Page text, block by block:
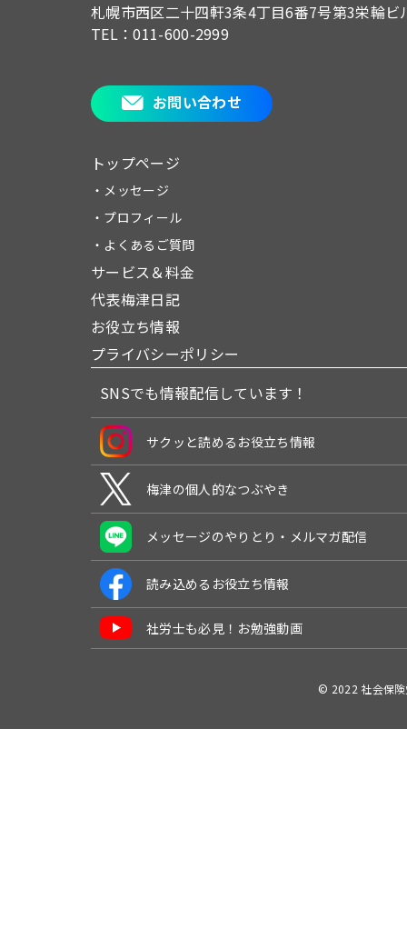
札幌市西区二十四軒3条4丁目6番7号第3栄輪ビ
TEL：011-600-2999
お問い合わせ
トップページ
・メッセージ
・プロフィール
・よくあるご質問
サービス＆料金
代表梅津日記
お役立ち情報
プライバシーポリシー
SNSでも情報配信しています！
サクッと読めるお役立ち情報
梅津の個人的なつぶやき
メッセージのやりとり・メルマガ配信
読み込めるお役立ち情報
社労士も必見！お勉強動画
© 2022 社会保